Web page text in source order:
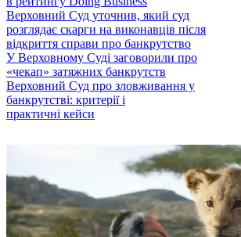
Верховний Суд уточнив, який суд
розглядає скарги на виконавців після
відкриття справи про банкрутство
У Верховному Суді заговорили про
«чекап» затяжних банкрутств
Верховний Суд про зловживання у
банкрутстві: критерії і
практичні кейси